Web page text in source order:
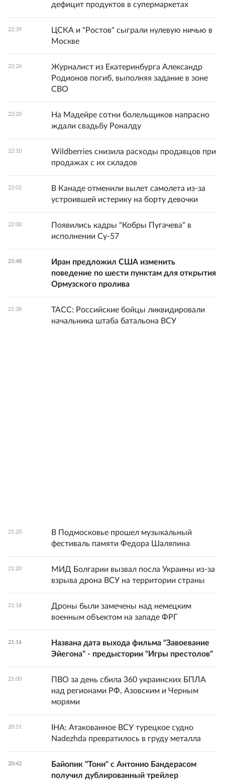
дефицит продуктов в супермаркетах
22:39
ЦСКА и "Ростов" сыграли нулевую ничью в
Москве
22:26
Журналист из Екатеринбурга Александр
Родионов погиб, выполняя задание в зоне
СВО
22:20
На Мадейре сотни болельщиков напрасно
ждали свадьбу Роналду
22:10
Wildberries снизила расходы продавцов при
продажах с их складов
22:02
В Канаде отменили вылет самолета из-за
устроившей истерику на борту девочки
22:00
Появились кадры "Кобры Пугачева" в
исполнении Су-57
21:48
Иран предложил США изменить
поведение по шести пунктам для открытия
Ормузского пролива
21:38
ТАСС: Российские бойцы ликвидировали
начальника штаба батальона ВСУ
21:20
В Подмосковье прошел музыкальный
фестиваль памяти Федора Шаляпина
21:20
МИД Болгарии вызвал посла Украины из-за
взрыва дрона ВСУ на территории страны
21:18
Дроны были замечены над немецким
военным объектом на западе ФРГ
21:16
Названа дата выхода фильма "Завоевание
Эйегона" - предыстории "Игры престолов"
21:00
ПВО за день сбила 360 украинских БПЛА
над регионами РФ, Азовским и Черным
морями
20:51
IHA: Атакованное ВСУ турецкое судно
Nadezhda превратилось в груду металла
20:42
Байопик "Тони" с Антонио Бандерасом
получил дублированный трейлер